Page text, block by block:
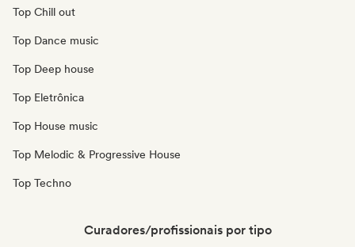
Top Chill out
Top Dance music
Top Deep house
Top Eletrônica
Top House music
Top Melodic & Progressive House
Top Techno
Curadores/profissionais por tipo